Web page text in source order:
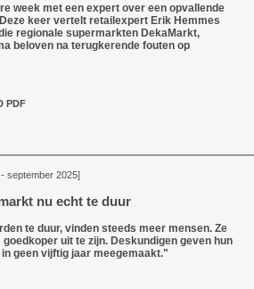
week met een expert over een opvallende
keer vertelt retailexpert Erik Hemmes
regionale supermarkten DekaMarkt,
beloven na terugkerende fouten op
PDF
september 2025]
nu echt te duur
te duur, vinden steeds meer mensen. Ze
uit te zijn. Deskundigen geven hun
geen vijftig jaar meegemaakt."